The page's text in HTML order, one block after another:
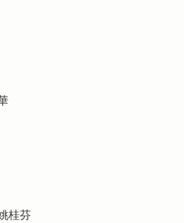
桂芬